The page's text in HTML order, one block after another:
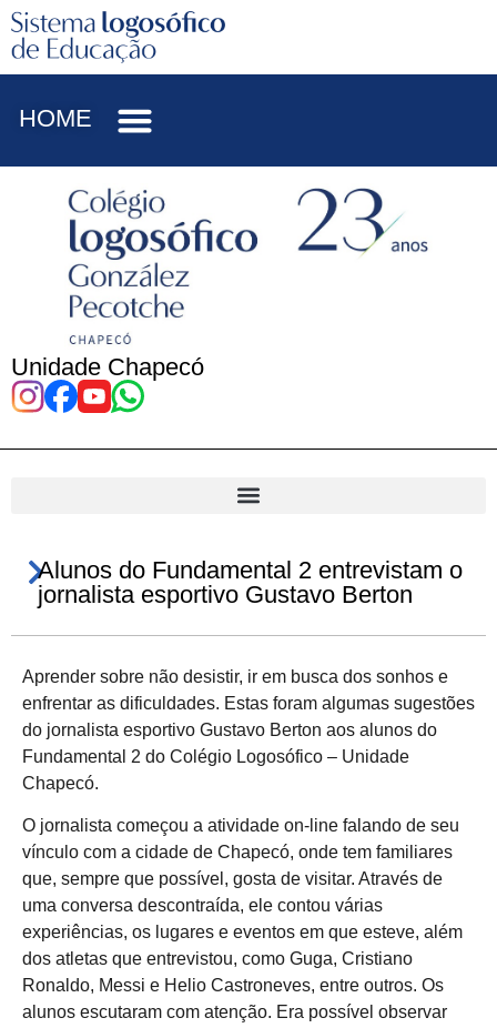
HOME
Unidade Chapecó
Alunos do Fundamental 2 entrevistam o
jornalista esportivo Gustavo Berton
Aprender sobre não desistir, ir em busca dos sonhos e
enfrentar as dificuldades. Estas foram algumas sugestões
do jornalista esportivo Gustavo Berton aos alunos do
Fundamental 2 do Colégio Logosófico – Unidade
Chapecó.
O jornalista começou a atividade on-line falando de seu
vínculo com a cidade de Chapecó, onde tem familiares
que, sempre que possível, gosta de visitar. Através de
uma conversa descontraída, ele contou várias
experiências, os lugares e eventos em que esteve, além
dos atletas que entrevistou, como Guga, Cristiano
Ronaldo, Messi e Helio Castroneves, entre outros. Os
alunos escutaram com atenção. Era possível observar